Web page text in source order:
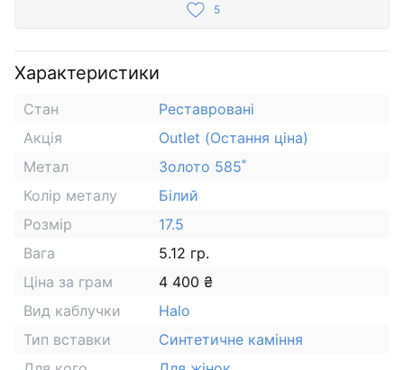
5
Характеристики
Стан
Реставровані
Акція
Outlet (Остання ціна)
Метал
Золото 585˚
Колір металу
Білий
Розмір
17.5
Вага
5.12 гр.
Ціна за грам
4 400 ₴
Вид каблучки
Halo
Тип вставки
Синтетичне каміння